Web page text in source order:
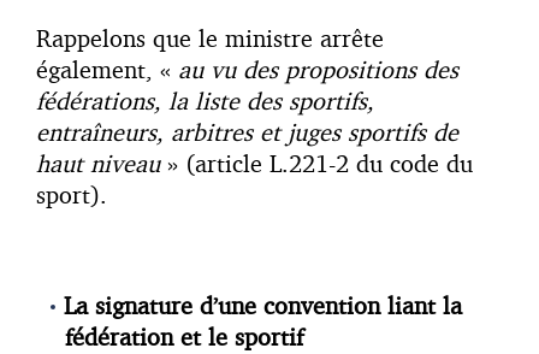
Rappelons que le ministre arrête
également, « au vu des propositions des
fédérations, la liste des sportifs,
entraîneurs, arbitres et juges sportifs de
haut niveau» (article L.221-2 du code du
sport).
La signature d’une convention liant la
fédération et le sportif